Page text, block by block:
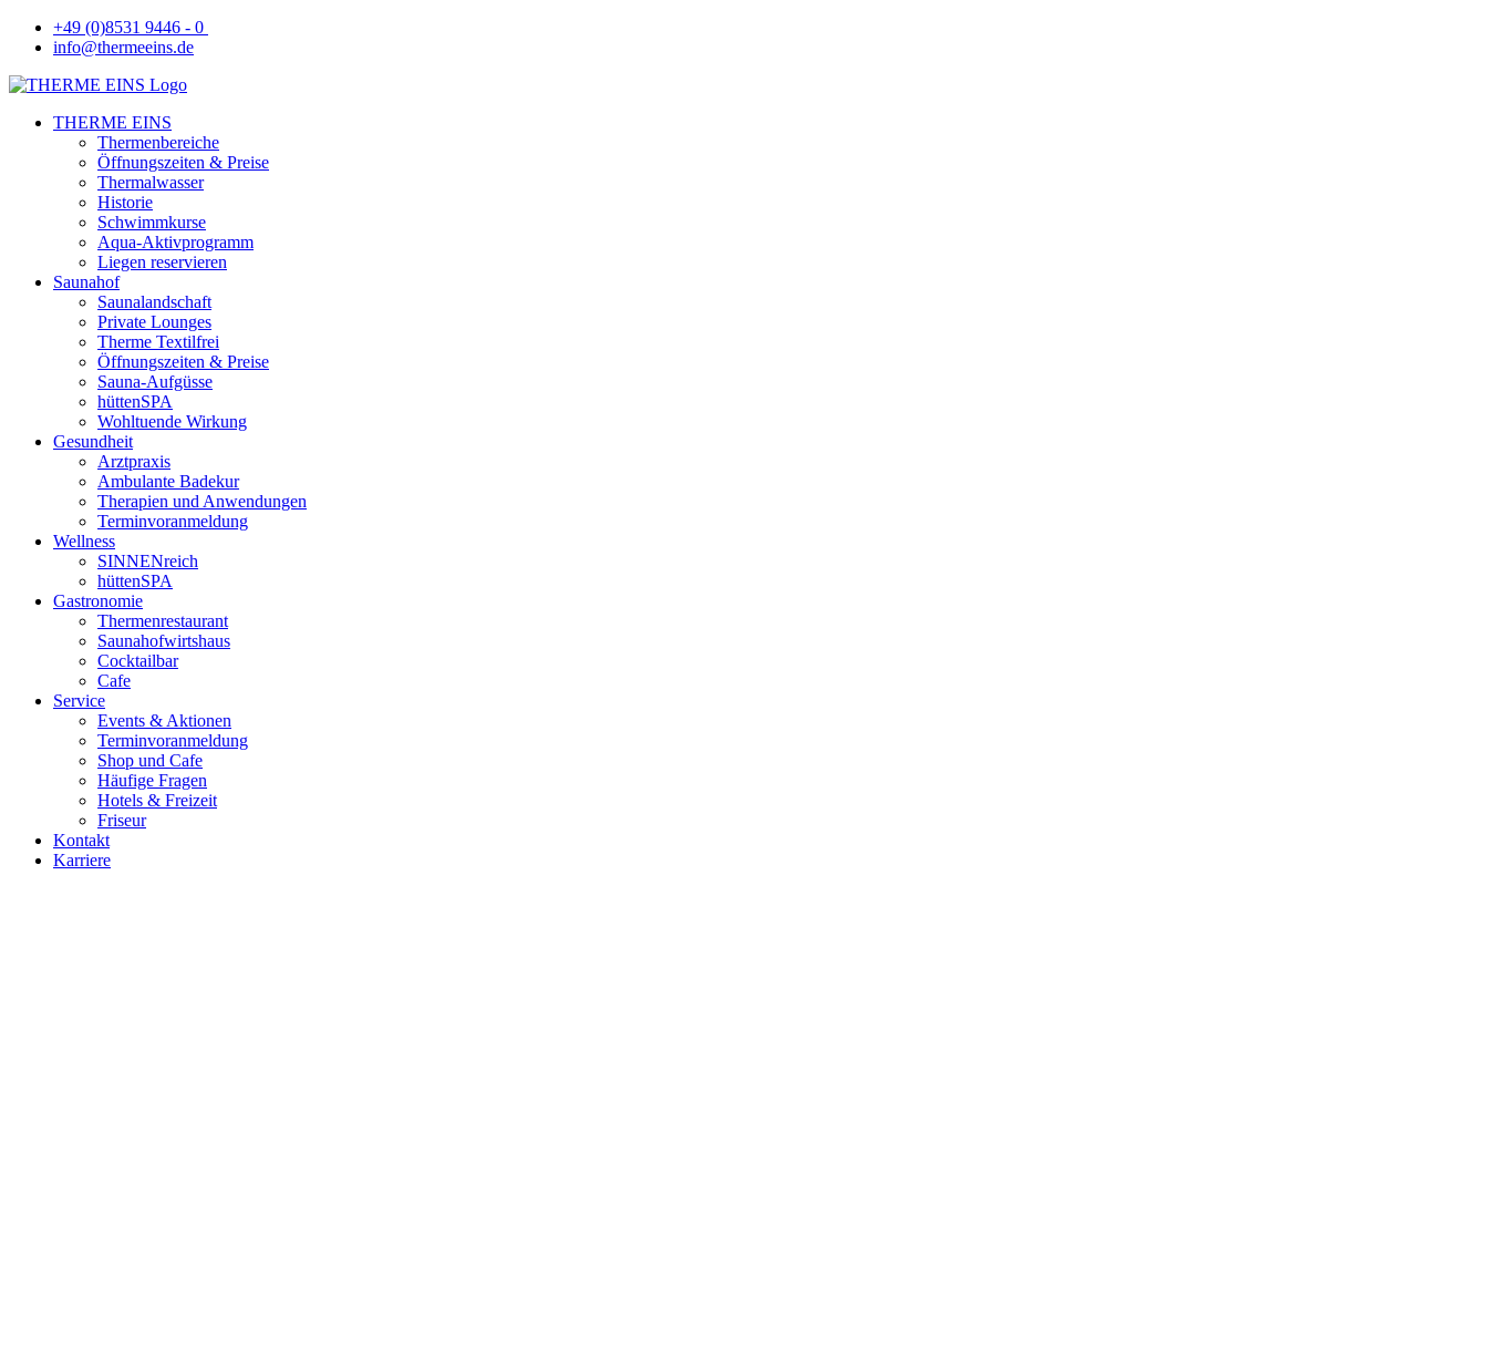
+49 (0)8531 9446 - 0
info@thermeeins.de
THERME EINS
Thermenbereiche
Öffnungszeiten & Preise
Thermalwasser
Historie
Schwimmkurse
Aqua-Aktivprogramm
Liegen reservieren
Saunahof
Saunalandschaft
Private Lounges
Therme Textilfrei
Öffnungszeiten & Preise
Sauna-Aufgüsse
hüttenSPA
Wohltuende Wirkung
Gesundheit
Arztpraxis
Ambulante Badekur
Therapien und Anwendungen
Terminvoranmeldung
Wellness
SINNENreich
hüttenSPA
Gastronomie
Thermenrestaurant
Saunahofwirtshaus
Cocktailbar
Cafe
Service
Events & Aktionen
Terminvoranmeldung
Shop und Cafe
Häufige Fragen
Hotels & Freizeit
Friseur
Kontakt
Karriere